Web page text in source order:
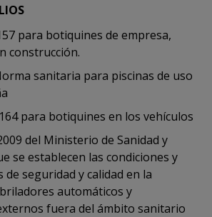
para botiquines de empresa,
construcción.
sanitaria para piscinas de uso
para botiquines en los vehículos
del Ministerio de Sanidad y
se establecen las condiciones y
seguridad y calidad en la
automáticos y
fuera del ámbito sanitario